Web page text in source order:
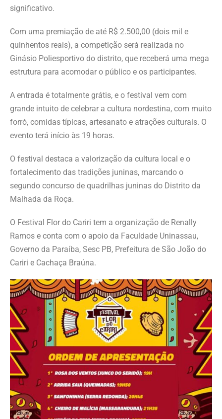
significativo.
Com uma premiação de até R$ 2.500,00 (dois mil e
quinhentos reais), a competição será realizada no
Ginásio Poliesportivo do distrito, que receberá uma mega
estrutura para acomodar o público e os participantes.
A entrada é totalmente grátis, e o festival vem com
grande intuito de celebrar a cultura nordestina, com muito
forró, comidas típicas, artesanato e atrações culturais. O
evento terá início às 19 horas.
O festival destaca a valorização da cultura local e o
fortalecimento das tradições juninas, marcando o
segundo concurso de quadrilhas juninas do Distrito da
Malhada da Roça.
O Festival Flor do Cariri tem a organização de Renally
Ramos e conta com o apoio da Faculdade Uninassau,
Governo da Paraíba, Sesc PB, Prefeitura de São João do
Cariri e Cachaça Braúna.